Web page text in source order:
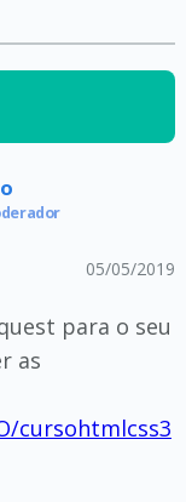
05/05/2019
para o seu
as
cursohtmlcss3